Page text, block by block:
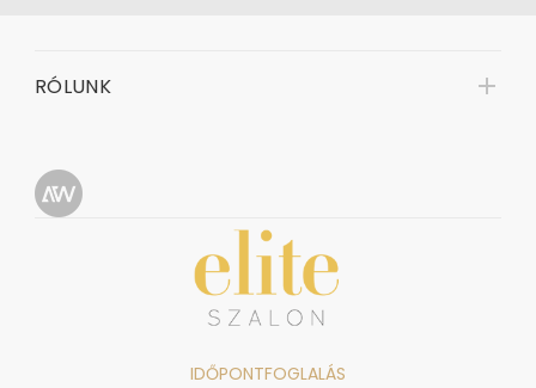
RÓLUNK
IDŐPONTFOGLALÁS